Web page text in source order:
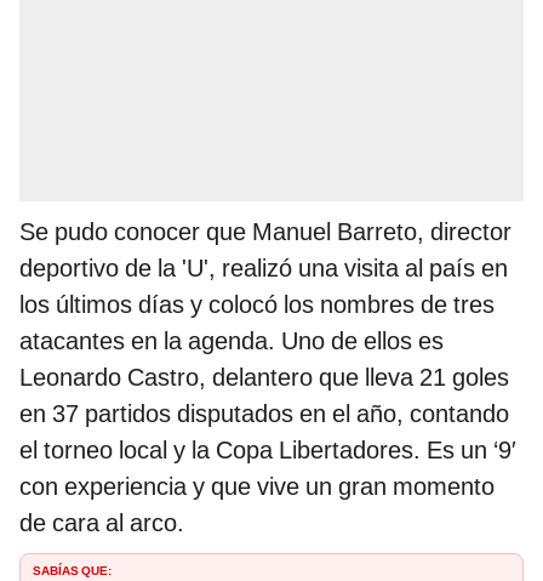
Se pudo conocer que Manuel Barreto, director
deportivo de la 'U', realizó una visita al país en
los últimos días y colocó los nombres de tres
atacantes en la agenda. Uno de ellos es
Leonardo Castro, delantero que lleva 21 goles
en 37 partidos disputados en el año, contando
el torneo local y la Copa Libertadores. Es un ‘9′
con experiencia y que vive un gran momento
de cara al arco.
Sabías que: